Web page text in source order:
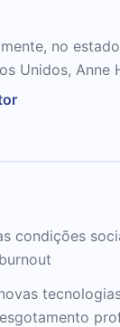
no
Unidos, Anne
em Estudos
foi redatora
condições